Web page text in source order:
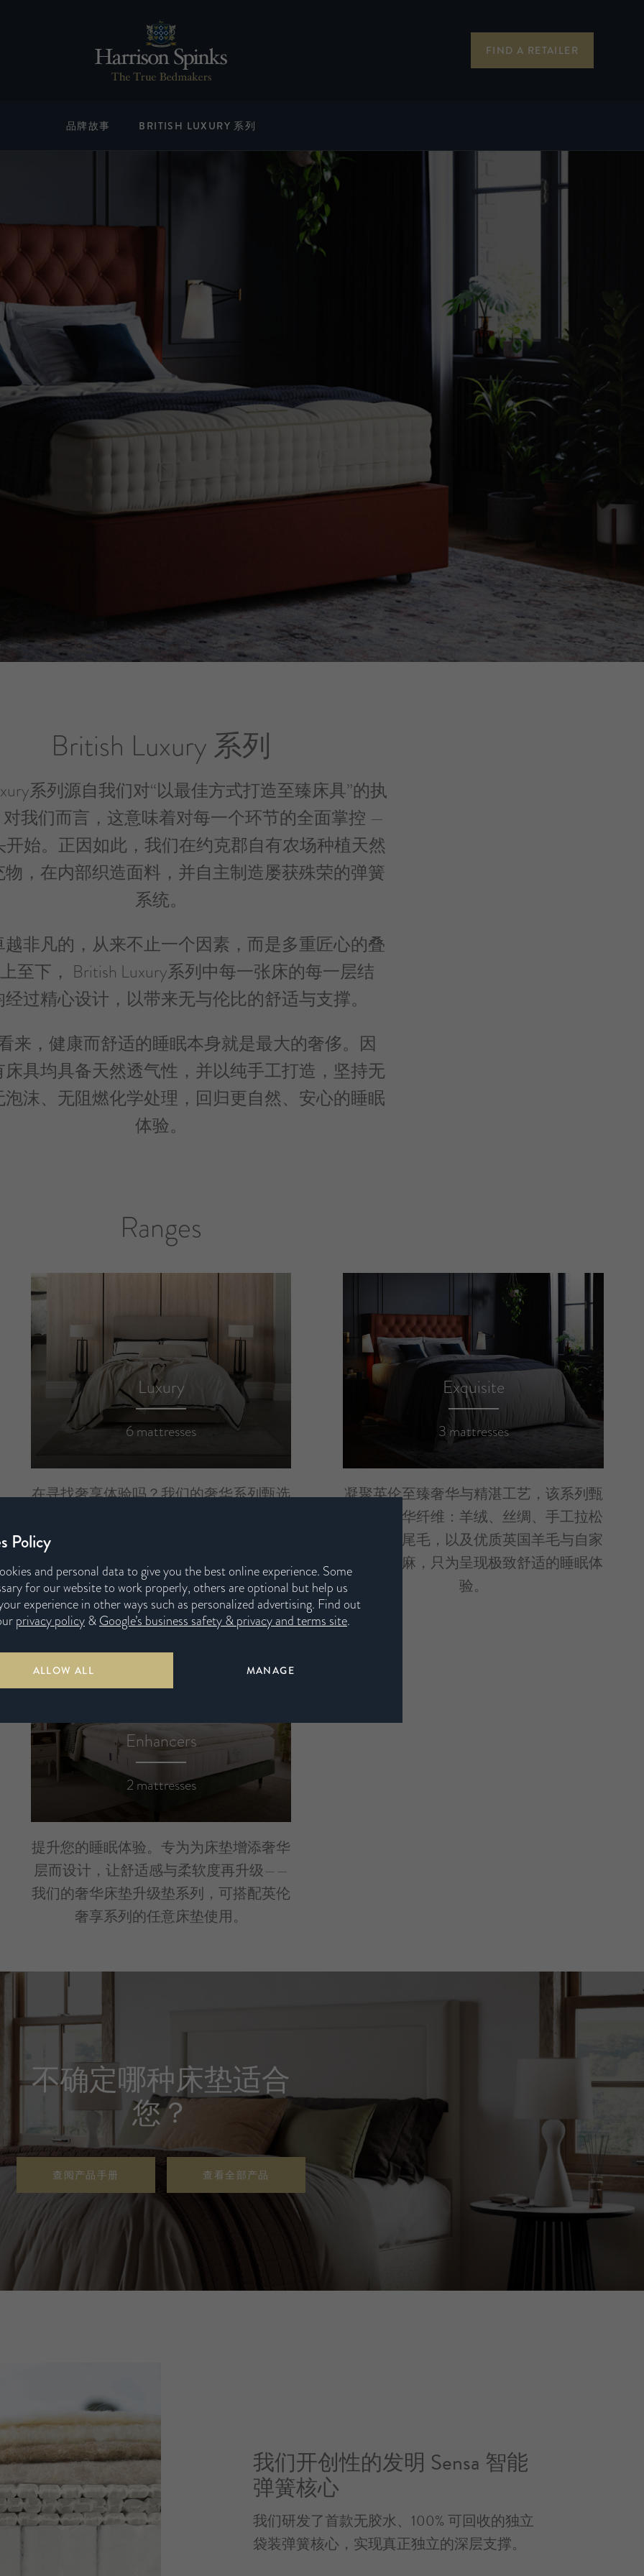
FIND A RETAILER
品牌故事 BRITISH LUXURY 系列
British Luxury 系列
系列源自我们对“以最佳方式打造至臻床具”的执
我们而言，这意味着对每一个环节的全面掌控 —
始。正因如此，我们在约克郡自有农场种植天然
物，在内部织造面料，并自主制造屡获殊荣的弹簧
系统。
非凡的，从来不止一个因素，而是多重匠心的叠
至下， British Luxury系列中每一张床的每一层结
过精心设计，以带来无与伦比的舒适与支撑。
来，健康而舒适的睡眠本身就是最大的奢侈。因
具均具备天然透气性，并以纯手工打造，坚持无
泡沫、无阻燃化学处理，回归更自然、安心的睡眠
体验。
Ranges
Luxury
6 mattresses
在寻找奢享体验吗？我们的奢华系列甄选
型弹簧层（HD Bamboo Micro Springs），
带来更细腻的支撑与舒适感。
Exquisite
3 mattresses
凝聚英伦至臻奢华与精湛工艺，该系列甄
选多种奢华纤维：羊绒、丝绸、手工拉松
的长纤马尾毛，以及优质英国羊毛与自家
种植的亚麻，只为呈现极致舒适的睡眠体
验。
Enhancers
2 mattresses
提升您的睡眠体验。专为为床垫增添奢华
层而设计，让舒适感与柔软度再升级——
我们的奢华床垫升级垫系列，可搭配英伦
奢享系列的任意床垫使用。
不确定哪种床垫适合
您？
查阅产品手册 查看全部产品
我们开创性的发明 Sensa 智能
弹簧核心
我们研发了首款无胶水、100% 可回收的独立
袋装弹簧核心，实现真正独立的深层支撑。
Policy
and personal data to give you the best online experience. Some
for our website to work properly, others are optional but help us
experience in other ways such as personalized advertising. Find out
privacy policy&Google’s business safety & privacy and terms site.
ALLOW ALL MANAGE